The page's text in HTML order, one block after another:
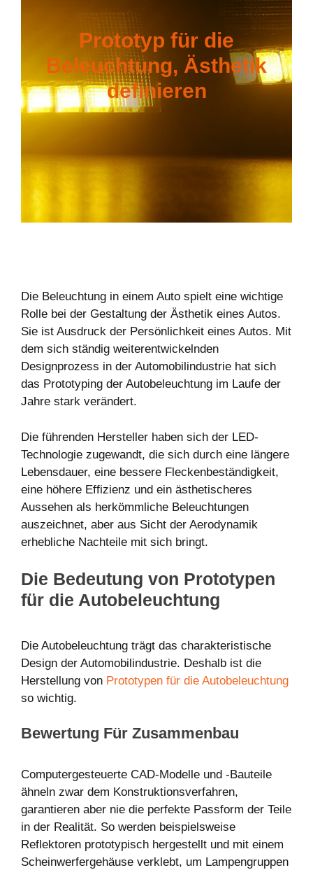
Prototyp für die
Beleuchtung, Ästhetik
definieren
Die Beleuchtung in einem Auto spielt eine wichtige
Rolle bei der Gestaltung der Ästhetik eines Autos.
Sie ist Ausdruck der Persönlichkeit eines Autos. Mit
dem sich ständig weiterentwickelnden
Designprozess in der Automobilindustrie hat sich
das Prototyping der Autobeleuchtung im Laufe der
Jahre stark verändert.
Die führenden Hersteller haben sich der LED-
Technologie zugewandt, die sich durch eine längere
Lebensdauer, eine bessere Fleckenbeständigkeit,
eine höhere Effizienz und ein ästhetischeres
Aussehen als herkömmliche Beleuchtungen
auszeichnet, aber aus Sicht der Aerodynamik
erhebliche Nachteile mit sich bringt.
Die Bedeutung von Prototypen
für die Autobeleuchtung
Die Autobeleuchtung trägt das charakteristische
Design der Automobilindustrie. Deshalb ist die
Herstellung von Prototypen für die Autobeleuchtung
so wichtig.
Bewertung Für Zusammenbau
Computergesteuerte CAD-Modelle und -Bauteile
ähneln zwar dem Konstruktionsverfahren,
garantieren aber nie die perfekte Passform der Teile
in der Realität. So werden beispielsweise
Reflektoren prototypisch hergestellt und mit einem
Scheinwerfergehäuse verklebt, um Lampengruppen